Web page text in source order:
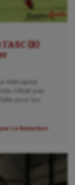
(B)
métropole
n’était pas
pour les
par La Rédaction